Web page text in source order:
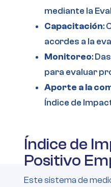
mediante la
Capacitación:
acordes a la
Monitoreo:
para evaluar
Aporte a la
Índice de
Índice de
Positivo
Este sistema de